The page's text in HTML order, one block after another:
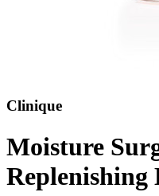
Clinique
Moisture